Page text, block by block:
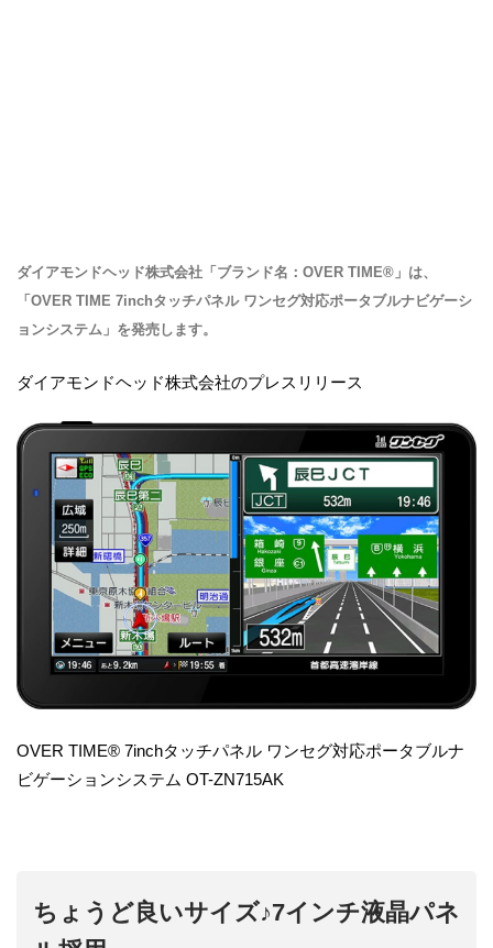
ダイアモンドヘッド株式会社「ブランド名：OVER TIME®」は、
「OVER TIME 7inchタッチパネル ワンセグ対応ポータブルナビゲーシ
ョンシステム」を発売します。
ダイアモンドヘッド株式会社のプレスリリース
OVER TIME® 7inchタッチパネル ワンセグ対応ポータブルナ
ビゲーションシステム OT-ZN715AK
ちょうど良いサイズ♪7インチ液晶パネ